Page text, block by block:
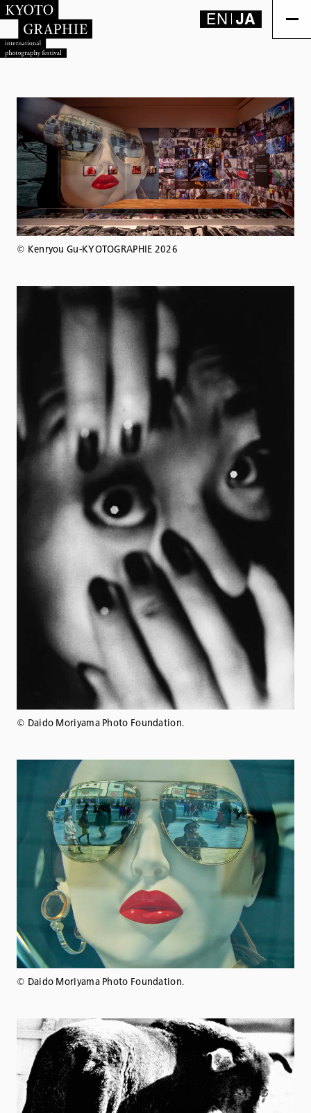
EN JA
©︎ Kenryou Gu-KYOTOGRAPHIE 2026
©️ Daido Moriyama Photo Foundation.
©️ Daido Moriyama Photo Foundation.